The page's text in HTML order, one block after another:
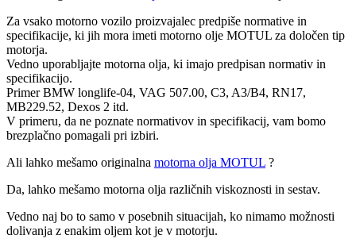
Za vsako motorno vozilo proizvajalec predpiše normative in
specifikacije, ki jih mora imeti motorno olje MOTUL za določen tip
motorja.
Vedno uporabljajte motorna olja, ki imajo predpisan normativ in
specifikacijo.
Primer BMW longlife-04, VAG 507.00, C3, A3/B4, RN17,
MB229.52, Dexos 2 itd.
V primeru, da ne poznate normativov in specifikacij, vam bomo
brezplačno pomagali pri izbiri.
Ali lahko mešamo originalna motorna olja MOTUL ?
Da, lahko mešamo motorna olja različnih viskoznosti in sestav.
Vedno naj bo to samo v posebnih situacijah, ko nimamo možnosti
dolivanja z enakim oljem kot je v motorju.